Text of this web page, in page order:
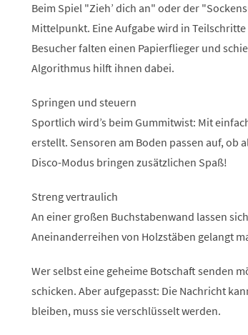
Beim Spiel "Zieh’ dich an" oder der
Mittelpunkt. Eine Aufgabe wird in
Besucher falten einen Papierflieger und
Algorithmus hilft ihnen dabei.
Springen und steuern
Sportlich wird’s beim Gummitwist: Mit
erstellt. Sensoren am Boden passen auf, ob
Disco-Modus bringen zusätzlichen Spaß!
Streng vertraulich
An einer großen Buchstabenwand lassen
Aneinanderreihen von Holzstäben gelangt
Wer selbst eine geheime Botschaft senden
schicken. Aber aufgepasst: Die Nachricht
bleiben, muss sie verschlüsselt werden.